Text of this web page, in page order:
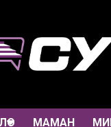
МАМАН